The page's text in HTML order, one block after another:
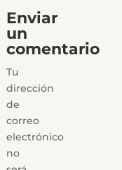
Enviar
un
comentario
Tu
dirección
de
correo
electrónico
no